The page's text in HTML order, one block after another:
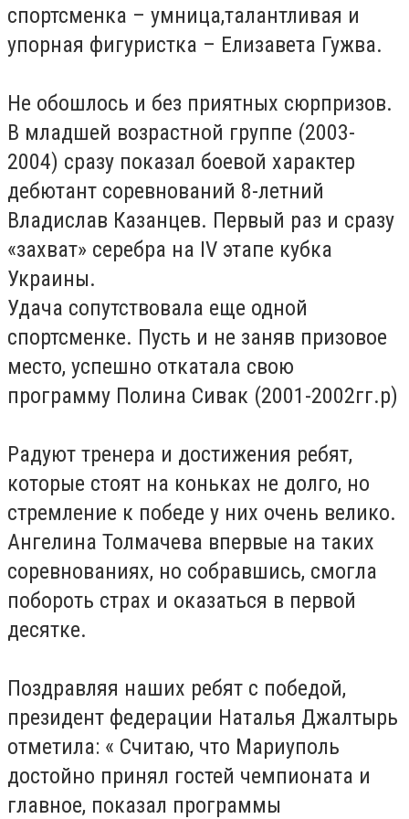
спортсменка – умница,талантливая и
упорная фигуристка – Елизавета Гужва.
Не обошлось и без приятных сюрпризов.
В младшей возрастной группе (2003-
2004) сразу показал боевой характер
дебютант соревнований 8-летний
Владислав Казанцев. Первый раз и сразу
«захват» серебра на IV этапе кубка
Украины.
Удача сопутствовала еще одной
спортсменке. Пусть и не заняв призовое
место, успешно откатала свою
программу Полина Сивак (2001-2002гг.р)
Радуют тренера и достижения ребят,
которые стоят на коньках не долго, но
стремление к победе у них очень велико.
Ангелина Толмачева впервые на таких
соревнованиях, но собравшись, смогла
побороть страх и оказаться в первой
десятке.
Поздравляя наших ребят с победой,
президент федерации Наталья Джалтырь
отметила: « Считаю, что Мариуполь
достойно принял гостей чемпионата и
главное, показал программы